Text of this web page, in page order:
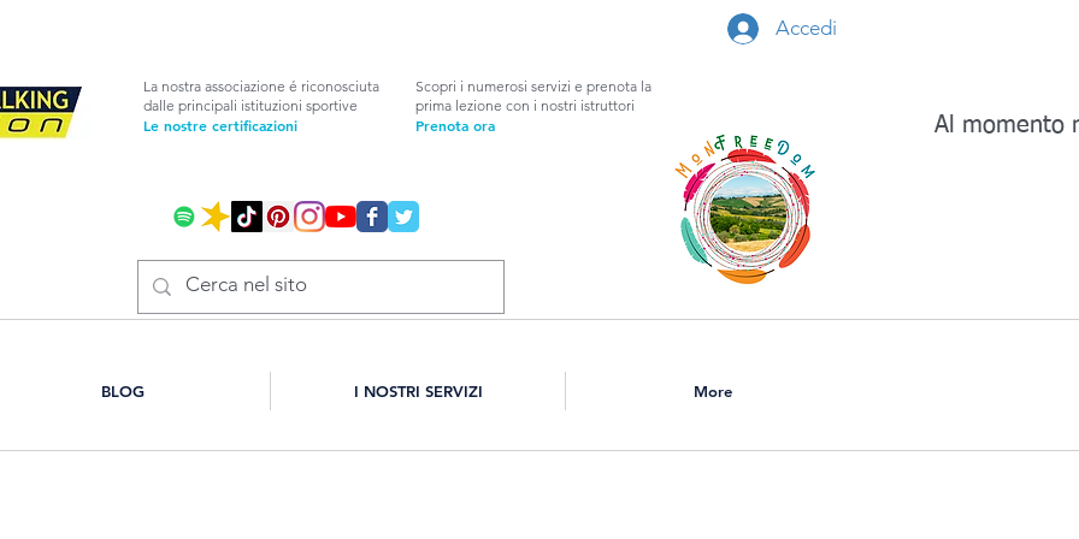
Accedi
La nostra associazione é riconosciuta
dalle principali istituzioni sportive
Le nostre certificazioni
Scopri i numerosi servizi e prenota la
prima lezione con i nostri istruttori
Prenota ora Al momento
BLOG I NOSTRI SERVIZI More